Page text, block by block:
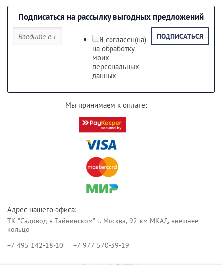
Подписаться на рассылку выгодных предложений
Я согласен(на)
на обработку
моих
персональных
данных
ПОДПИСАТЬСЯ
Мы принимаем к оплате:
Адрес нашего офиса:
ТК "Садовод в Тайнинском" г. Москва, 92-км МКАД, внешнее
кольцо
+7 495 142-18-10
+7 977 570-39-19